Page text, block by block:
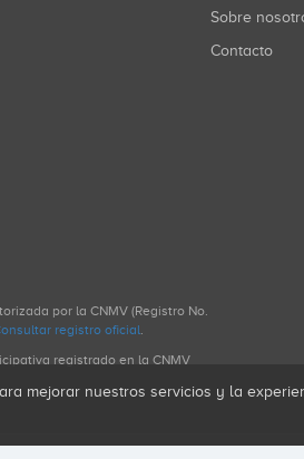
Sobre
Contacto
por la CNMV (Registro No.
registro oficial.
registrado en la CNMV
mejorar nuestros servicios y la